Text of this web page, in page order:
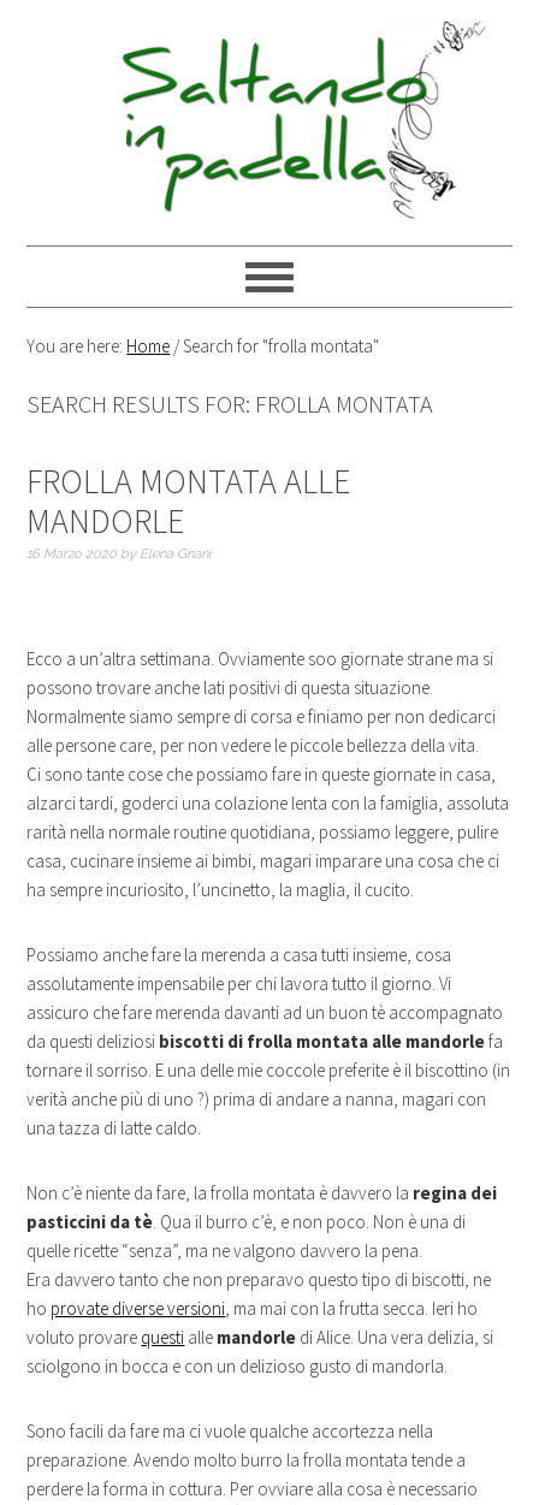
You are here: Home /Search for "frolla montata"
SEARCH RESULTS FOR: FROLLA MONTATA
FROLLA MONTATA ALLE
MANDORLE
16 Marzo 2020 by Elena Gnani
Ecco a un’altra settimana. Ovviamente soo giornate strane ma si
possono trovare anche lati positivi di questa situazione.
Normalmente siamo sempre di corsa e finiamo per non dedicarci
alle persone care, per non vedere le piccole bellezza della vita.
Ci sono tante cose che possiamo fare in queste giornate in casa,
alzarci tardi, goderci una colazione lenta con la famiglia, assoluta
rarità nella normale routine quotidiana, possiamo leggere, pulire
casa, cucinare insieme ai bimbi, magari imparare una cosa che ci
ha sempre incuriosito, l’uncinetto, la maglia, il cucito.
Possiamo anche fare la merenda a casa tutti insieme, cosa
assolutamente impensabile per chi lavora tutto il giorno. Vi
assicuro che fare merenda davanti ad un buon tè accompagnato
da questi deliziosi biscotti di frolla montata alle mandorlefa
tornare il sorriso. E una delle mie coccole preferite è il biscottino (in
verità anche più di uno ?) prima di andare a nanna, magari con
una tazza di latte caldo.
Non c’è niente da fare, la frolla montata è davvero la regina dei
pasticcini da tè. Qua il burro c’è, e non poco. Non è una di
quelle ricette “senza”, ma ne valgono davvero la pena.
Era davvero tanto che non preparavo questo tipo di biscotti, ne
ho provate diverse versioni, ma mai con la frutta secca. Ieri ho
voluto provare questi alle mandorle di Alice. Una vera delizia, si
sciolgono in bocca e con un delizioso gusto di mandorla.
Sono facili da fare ma ci vuole qualche accortezza nella
preparazione. Avendo molto burro la frolla montata tende a
perdere la forma in cottura. Per ovviare alla cosa è necessario